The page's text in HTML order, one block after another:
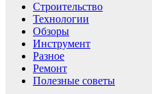
Строительство
Технологии
Обзоры
Инструмент
Разное
Ремонт
Полезные советы